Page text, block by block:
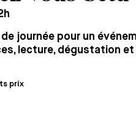
journée pour un
lecture, dégustation et
prix